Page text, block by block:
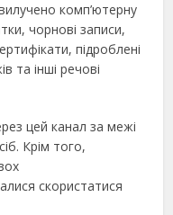
комп’ютерну
чорнові записи,
підроблені
та інші речові
цей канал за межі
Крім того,
скористатися